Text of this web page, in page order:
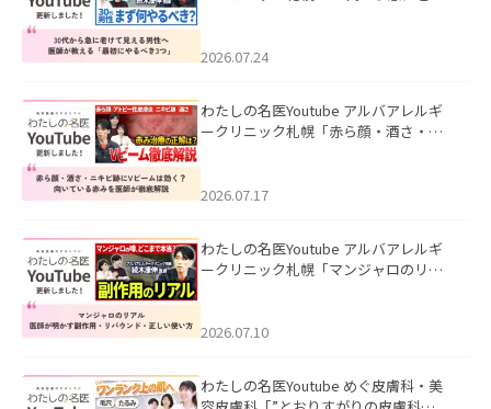
た。
2026.07.24
わたしの名医Youtube アルバアレルギ
ークリニック札幌「赤ら顔・酒さ・ニ
した。
2026.07.17
わたしの名医Youtube アルバアレルギ
ークリニック札幌「マンジャロのリア
た。
2026.07.10
わたしの名医Youtube めぐ皮膚科・美